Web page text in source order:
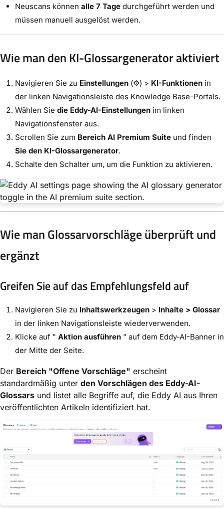
Neuscans können alle 7 Tage durchgeführt werden und
müssen manuell ausgelöst werden.
Wie man den KI-Glossargenerator aktiviert
Navigieren Sie zu Einstellungen (⚙) > KI-Funktionen in
der linken Navigationsleiste des Knowledge Base-Portals.
Wählen Sie die Eddy-AI-Einstellungen im linken
Navigationsfenster aus.
Scrollen Sie zum Bereich AI Premium Suite und finden
Sie den KI-Glossargenerator.
Schalte den Schalter um, um die Funktion zu aktivieren.
Wie man Glossarvorschläge überprüft und
ergänzt
Greifen Sie auf das Empfehlungsfeld auf
Navigieren Sie zu Inhaltswerkzeugen > Inhalte > Glossar
in der linken Navigationsleiste wiederverwenden.
Klicke auf " Aktion ausführen " auf dem Eddy-AI-Banner in
der Mitte der Seite.
Der Bereich "Offene Vorschläge" erscheint
standardmäßig unter den Vorschlägen des Eddy-AI-
Glossars und listet alle Begriffe auf, die Eddy AI aus Ihren
veröffentlichten Artikeln identifiziert hat.